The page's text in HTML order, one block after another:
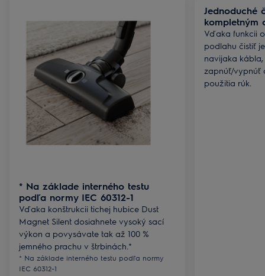
* Na základe interného testu
podľa normy IEC 60312-1
Vďaka konštrukcii tichej hubice Dust
Magnet Silent dosiahnete vysoký sací
výkon a povysávate tak až 100 %
jemného prachu v štrbinách.*
* Na základe interného testu podľa normy
IEC 60312-1
Jednoduché
kompletným
Vďaka funkcii
podlahu čistiť
navijaka
zapnúť/vypnúť
použitia rúk.